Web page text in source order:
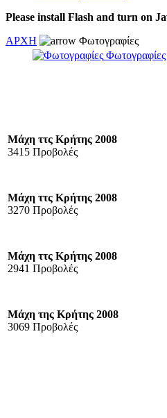
Please install Flash and turn on
ΑΡΧΗ
Φωτογραφίες
Φωτογραφίες
Μάχη ττς Κρήτης 2008
3415 Προβολές
Μάχη ττς Κρήτης 2008
3270 Προβολές
Μάχη ττς Κρήτης 2008
2941 Προβολές
Μάχη της Κρήτης 2008
3069 Προβολές